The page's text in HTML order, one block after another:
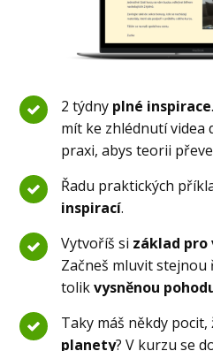
2 týdny plné inspirace
mít ke zhlédnutí
praxi, abys teorii
Řadu praktických
inspirací.
Vytvoříš si základ pro
Začneš mluvit stejnou
tolikvysněnou
Taky máš někdy pocit,
planety? V kurzu se